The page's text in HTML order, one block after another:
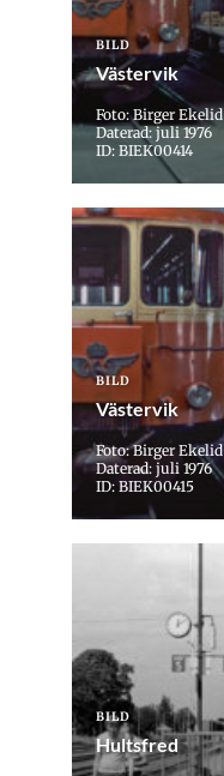
BILD
Västervik
Foto: Birger Ekelid
Daterad: juli 1976
ID: BIEK00414
BILD
Västervik
Foto: Birger Ekelid
Daterad: juli 1976
ID: BIEK00415
BILD
Hultsfred